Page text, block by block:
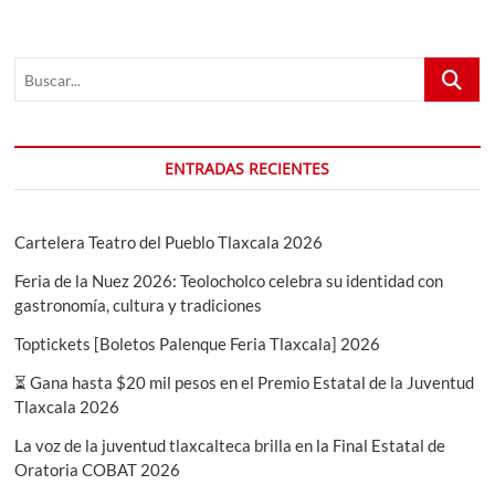
Buscar...
ENTRADAS RECIENTES
Cartelera Teatro del Pueblo Tlaxcala 2026
Feria de la Nuez 2026: Teolocholco celebra su identidad con
gastronomía, cultura y tradiciones
Toptickets [Boletos Palenque Feria Tlaxcala] 2026
⏳ Gana hasta $20 mil pesos en el Premio Estatal de la Juventud
Tlaxcala 2026
La voz de la juventud tlaxcalteca brilla en la Final Estatal de
Oratoria COBAT 2026